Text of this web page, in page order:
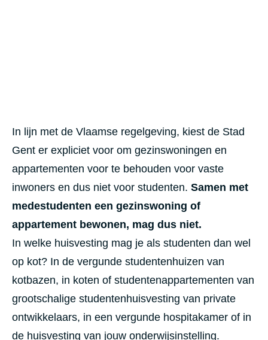
In lijn met de Vlaamse regelgeving, kiest de Stad
Gent er expliciet voor om gezinswoningen en
appartementen voor te behouden voor vaste
inwoners en dus niet voor studenten. Samen met
medestudenten een gezinswoning of
appartement bewonen, mag dus niet.
In welke huisvesting mag je als studenten dan wel
op kot? In de vergunde studentenhuizen van
kotbazen, in koten of studentenappartementen van
grootschalige studentenhuisvesting van private
ontwikkelaars, in een vergunde hospitakamer of in
de huisvesting van jouw onderwijsinstelling.